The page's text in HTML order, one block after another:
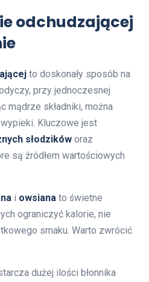
odchudzającej
to doskonały sposób na
przy jednoczesnej
mądrze składniki, można
Kluczowe jest
słodzików oraz
są źródłem wartościowych
i owsiana to świetne
ograniczyć kalorie, nie
smaku. Warto zwrócić
dużej ilości błonnika